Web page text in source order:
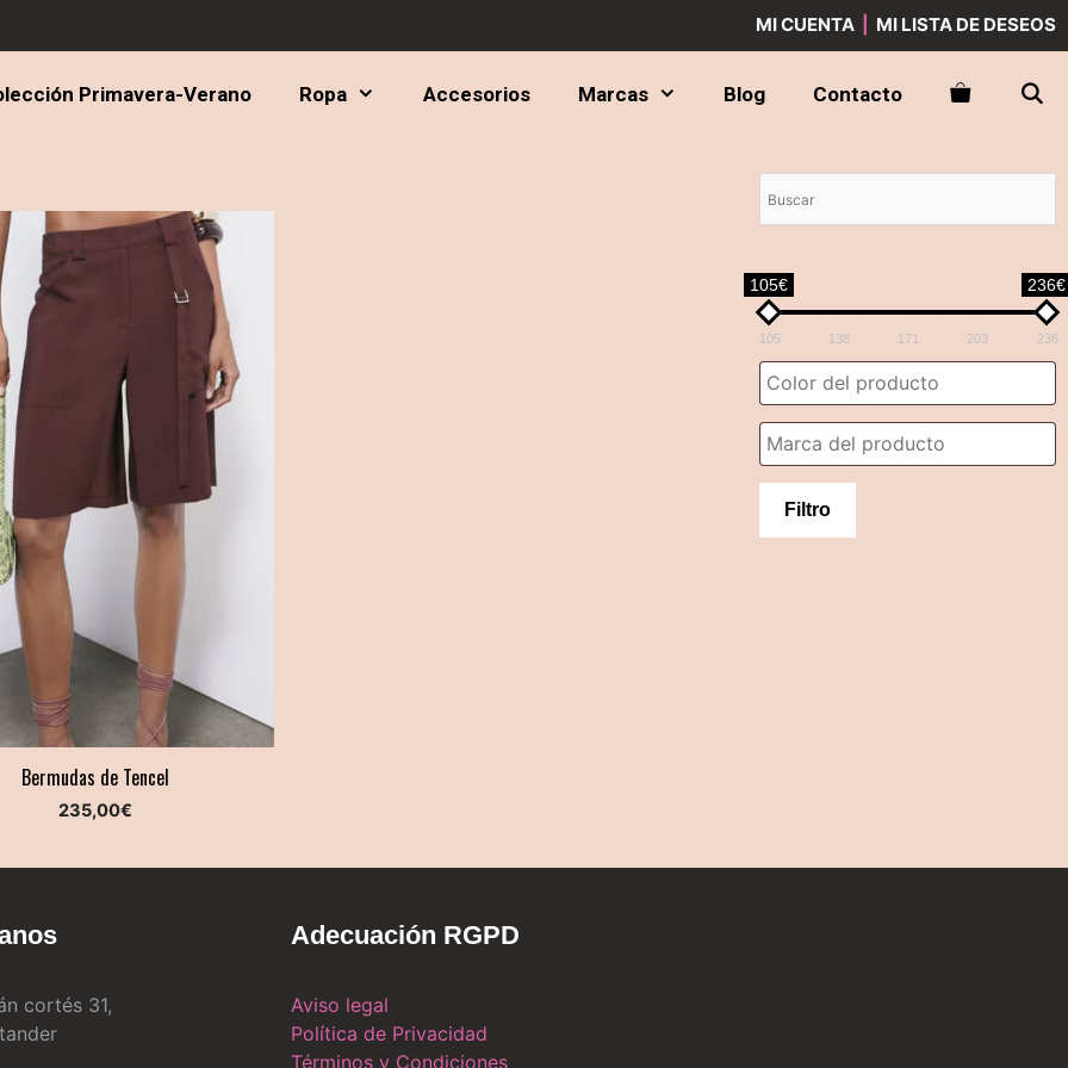
MI CUENTA MI LISTA DE DESEOS
Primavera-Verano Ropa Accesorios Marcas Blog Contacto
Bermudas de Tencel
235,00€
105€ 236€
105 138 171 203 236
Filtro
cortés 31,
Adecuación RGPD
Aviso legal
Política de Privacidad
Términos y Condiciones